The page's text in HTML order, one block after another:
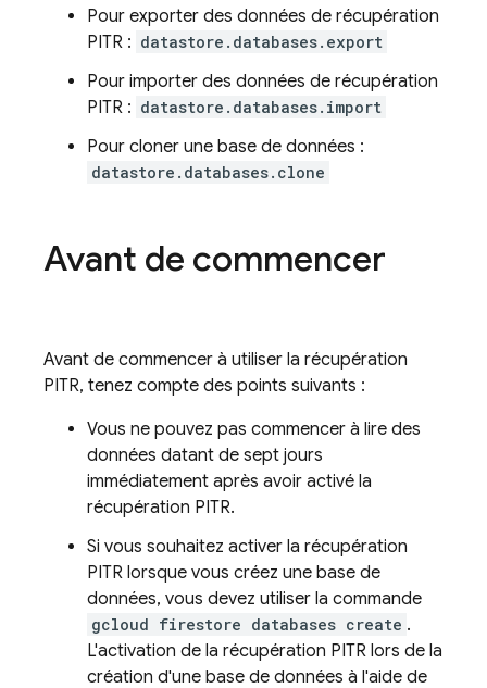
Pour exporter des données de récupération
PITR : datastore.databases.export
Pour importer des données de récupération
PITR : datastore.databases.import
Pour cloner une base de données :
datastore.databases.clone
Avant de commencer
Avant de commencer à utiliser la récupération
PITR, tenez compte des points suivants :
Vous ne pouvez pas commencer à lire des
données datant de sept jours
immédiatement après avoir activé la
récupération PITR.
Si vous souhaitez activer la récupération
PITR lorsque vous créez une base de
données, vous devez utiliser la commande
gcloud firestore databases create .
L'activation de la récupération PITR lors de la
création d'une base de données à l'aide de